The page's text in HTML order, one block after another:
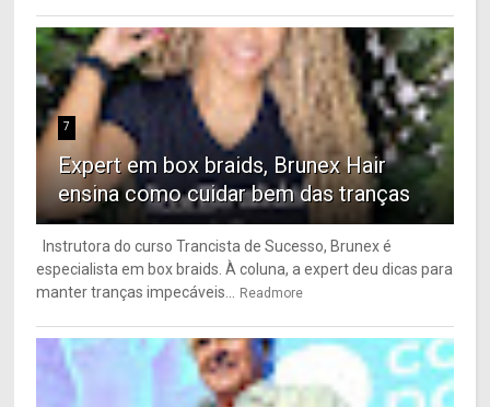
7
Expert em box braids, Brunex Hair
ensina como cuidar bem das tranças
Instrutora do curso Trancista de Sucesso, Brunex é
especialista em box braids. À coluna, a expert deu dicas para
manter tranças impecáveis... Readmore